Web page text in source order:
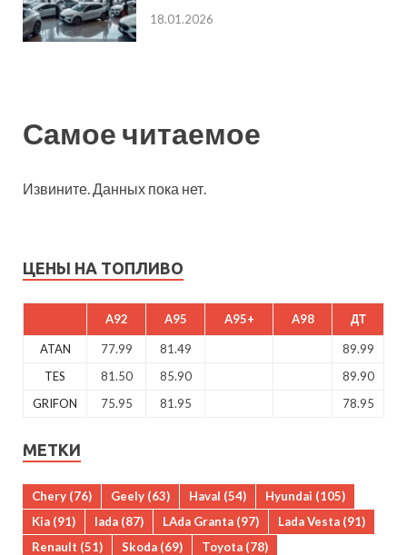
18.01.2026
Самое читаемое
Извините. Данных пока нет.
ЦЕНЫ НА ТОПЛИВО
A92 A95 A95+ A98 ДТ
ATAN 77.99 81.49
89.99
TES
81.50 85.90
89.90
GRIFON
75.95 81.95 78.95
МЕТКИ
Chery (76) Geely (63) Haval (54) Hyundai (105)
Kia (91) lada (87) LAda Granta (97) Lada Vesta (91)
Renault (51) Skoda (69) Toyota (78)